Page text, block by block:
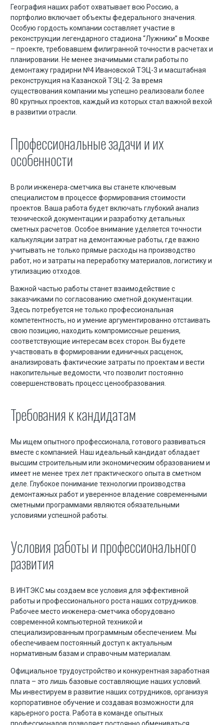
Перевозка негабаритных грузов
Экскаватор разрушитель
Аренда щековой дробилки
Аренда фронтального погрузчика
Аренда гусеничного экскаватора с гидромолотом
Аренда гусеничного экскаватора с гидроножницами
География наших работ охватывает всю Россию, а
портфолио включает объекты федерального значения.
Особую гордость компании составляет участие в
реконструкции легендарного стадиона “Лужники” в Москве
– проекте, требовавшем филигранной точности в расчетах и
планировании. Не менее значимыми стали работы по
демонтажу градирни №4 Ивановской ТЭЦ-3 и масштабная
реконструкция на Казанской ТЭЦ-2. За время
существования компании мы успешно реализовали более
80 крупных проектов, каждый из которых стал важной вехой
в развитии отрасли.
Профессиональные задачи и их
особенности
В роли инженера-сметчика вы станете ключевым
специалистом в процессе формирования стоимости
проектов. Ваша работа будет включать глубокий анализ
технической документации и разработку детальных
сметных расчетов. Особое внимание уделяется точности
калькуляции затрат на демонтажные работы, где важно
учитывать не только прямые расходы на производство
работ, но и затраты на переработку материалов, логистику и
утилизацию отходов.
Важной частью работы станет взаимодействие с
заказчиками по согласованию сметной документации.
Здесь потребуется не только профессиональная
компетентность, но и умение аргументированно отстаивать
свою позицию, находить компромиссные решения,
соответствующие интересам всех сторон. Вы будете
участвовать в формировании единичных расценок,
анализировать фактические затраты по проектам и вести
накопительные ведомости, что позволит постоянно
совершенствовать процесс ценообразования.
Требования к кандидатам
Мы ищем опытного профессионала, готового развиваться
вместе с компанией. Наш идеальный кандидат обладает
высшим строительным или экономическим образованием и
имеет не менее трех лет практического опыта в сметном
деле. Глубокое понимание технологии производства
демонтажных работ и уверенное владение современными
сметными программами являются обязательными
условиями успешной работы.
Условия работы и профессионального
развития
В ИНТЭКС мы создаем все условия для эффективной
работы и профессионального роста наших сотрудников.
Рабочее место инженера-сметчика оборудовано
современной компьютерной техникой и
специализированным программным обеспечением. Мы
обеспечиваем постоянный доступ к актуальным
нормативным базам и справочным материалам.
Официальное трудоустройство и конкурентная заработная
плата – это лишь базовые составляющие наших условий.
Мы инвестируем в развитие наших сотрудников, организуя
корпоративное обучение и создавая возможности для
карьерного роста. Работа в команде опытных